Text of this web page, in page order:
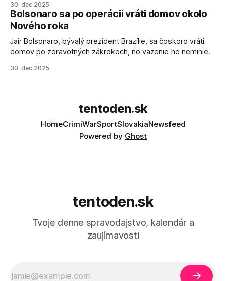
schopnosti. Informovali o tom štátne médiá KĽDR, na ktoré
sa odvoláva agentúra AFP.
30. dec 2025
Bolsonaro sa po operácii vráti domov okolo
Nového roka
Jair Bolsonaro, bývalý prezident Brazílie, sa čoskoro vráti
domov po zdravotných zákrokoch, no väzenie ho neminie.
30. dec 2025
tentoden.sk
HomeCrimiWarSportSlovakiaNewsfeed
Powered by Ghost
tentoden.sk
Tvoje denne spravodajstvo, kalendár a
zaujímavosti